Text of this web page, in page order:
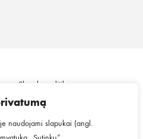
naudojami slapukai (angl.
Slapukų politika
Pirkimo taisyklės